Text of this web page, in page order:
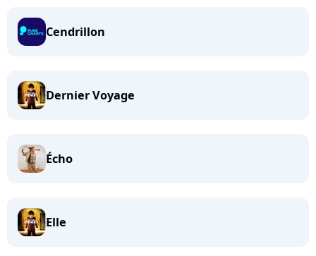
Cendrillon
Dernier Voyage
Écho
Elle